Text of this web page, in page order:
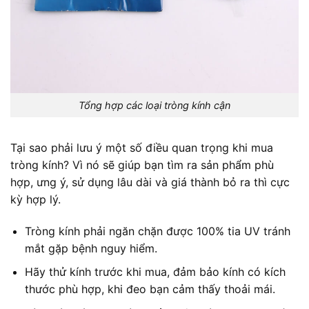
Tổng hợp các loại tròng kính cận
Tại sao phải lưu ý một số điều quan trọng khi mua
tròng kính? Vì nó sẽ giúp bạn tìm ra sản phẩm phù
hợp, ưng ý, sử dụng lâu dài và giá thành bỏ ra thì cực
kỳ hợp lý.
Tròng kính phải ngăn chặn được 100% tia UV tránh
mắt gặp bệnh nguy hiểm.
Hãy thử kính trước khi mua, đảm bảo kính có kích
thước phù hợp, khi đeo bạn cảm thấy thoải mái.